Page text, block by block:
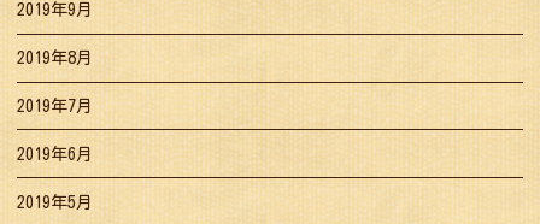
2019年9月
2019年8月
2019年7月
2019年6月
2019年5月